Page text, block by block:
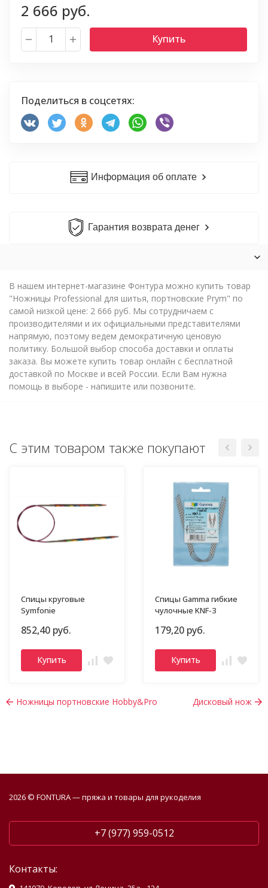
2 666 руб.
Купить
Поделиться в соцсетях:
Информация об оплате
Гарантия возврата денег
В нашем интернет-магазине Фонтура можно купить товар
"Ножницы Professional для шитья, портновские Prym" по
самой низкой цене: 2 666 руб. Мы сотрудничаем с
производителями и их официальными представителями
напрямую, поэтому ведем демократичную ценовую
политику. Большой выбор способа доставки и оплаты
заказа. Вы можете купить товар онлайн с бесплатной
доставкой по Москве и всей России. Если Вам нужна
помощь в выборе - напишите или позвоните.
С этим товаром также покупают
Спицы круговые
Symfonie
852,40 руб.
Купить
Спицы Gamma гибкие
чулочные KNF-3
179,20 руб.
Купить
Ножницы портновские Hobby&Pro Дисковый нож
2026 © FONTURA — пряжа и товары для рукоделия
+7 (977) 959-0512
Контакты: